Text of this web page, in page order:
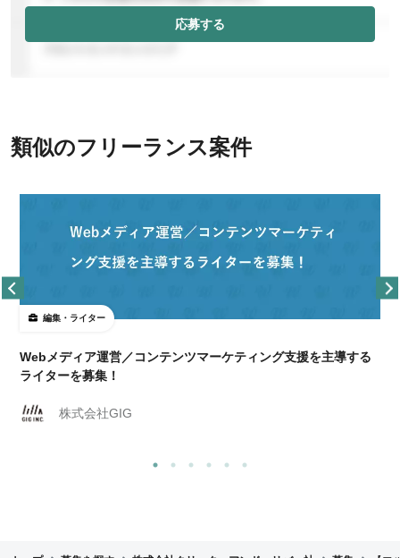
応募する
類似のフリーランス案件
編集・ライター
Webメディア運営／コンテンツマーケティング支援を主導する
ライターを募集！
株式会社GIG